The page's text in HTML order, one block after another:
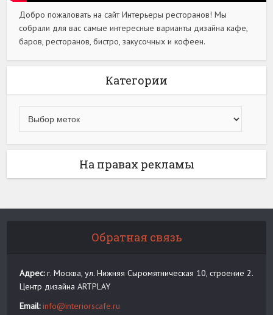
Добро пожаловать на сайт Интерьеры ресторанов! Мы
собрали для вас самые интересные варианты дизайна кафе,
баров, ресторанов, бистро, закусочных и кофеен.
Категории
На правах рекламы
Обратная связь
Адрес:г. Москва, ул. Нижняя Сыромятническая 10, строение 2.
Центр дизайна ARTPLAY
Email: info@interiorscafe.ru